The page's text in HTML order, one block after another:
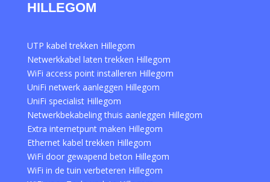
HILLEGOM
UTP kabel trekken Hillegom
Netwerkkabel laten trekken Hillegom
WiFi access point installeren Hillegom
UniFi netwerk aanleggen Hillegom
UniFi specialist Hillegom
Netwerkbekabeling thuis aanleggen Hillegom
Extra internetpunt maken Hillegom
Ethernet kabel trekken Hillegom
WiFi door gewapend beton Hillegom
WiFi in de tuin verbeteren Hillegom